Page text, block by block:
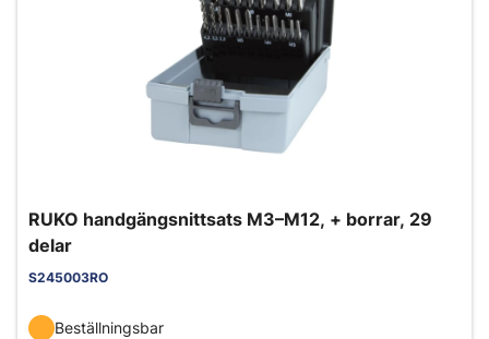
RUKO handgängsnittsats M3–M12, + borrar, 29
delar
S245003RO
Beställningsbar